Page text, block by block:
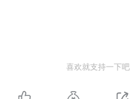
喜欢就支持一下吧